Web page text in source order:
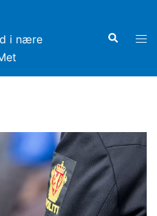
i nære
Search